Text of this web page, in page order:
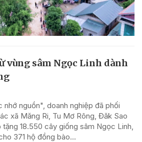
vùng sâm Ngọc Linh dành
nguồn", doanh nghiệp đã phối
xã Măng Ri, Tu Mơ Rông, Đăk Sao
18.550 cây giống sâm Ngọc Linh,
371 hộ đồng bào...